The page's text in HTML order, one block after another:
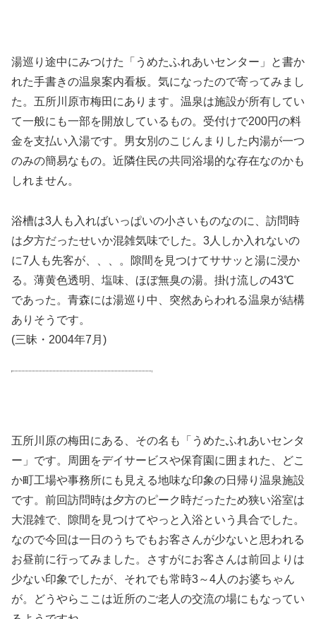
湯巡り途中にみつけた「うめたふれあいセンター」と書か
れた手書きの温泉案内看板。気になったので寄ってみまし
た。五所川原市梅田にあります。温泉は施設が所有してい
て一般にも一部を開放しているもの。受付けで200円の料
金を支払い入湯です。男女別のこじんまりした内湯が一つ
のみの簡易なもの。近隣住民の共同浴場的な存在なのかも
しれません。
浴槽は3人も入ればいっぱいの小さいものなのに、訪問時
は夕方だったせいか混雑気味でした。3人しか入れないの
に7人も先客が、、、。隙間を見つけてササッと湯に浸か
る。薄黄色透明、塩味、ほぼ無臭の湯。掛け流しの43℃
であった。青森には湯巡り中、突然あらわれる温泉が結構
ありそうです。
(三昧・2004年7月)
五所川原の梅田にある、その名も「うめたふれあいセンタ
ー」です。周囲をデイサービスや保育園に囲まれた、どこ
か町工場や事務所にも見える地味な印象の日帰り温泉施設
です。前回訪問時は夕方のピーク時だったため狭い浴室は
大混雑で、隙間を見つけてやっと入浴という具合でした。
なので今回は一日のうちでもお客さんが少ないと思われる
お昼前に行ってみました。さすがにお客さんは前回よりは
少ない印象でしたが、それでも常時3～4人のお婆ちゃん
が。どうやらここは近所のご老人の交流の場にもなってい